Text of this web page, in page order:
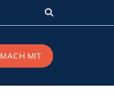
MACH MIT